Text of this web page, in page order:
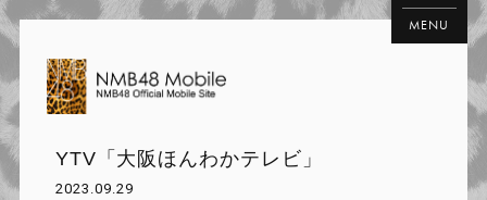
MENU
YTV「大阪ほんわかテレビ」
2023.09.29